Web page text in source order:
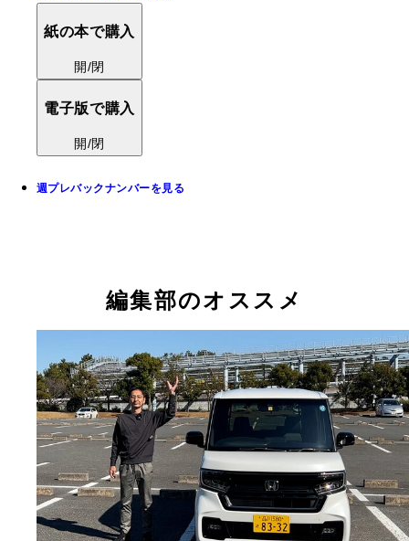
紙の本で購入
開/閉
電子版で購入
開/閉
週プレバックナンバーを見る
編集部のオススメ